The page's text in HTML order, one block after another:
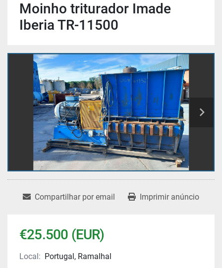
Moinho triturador Imade
Iberia TR-11500
Compartilhar por email Imprimir anúncio
€25.500 (EUR)
Local: Portugal, Ramalhal